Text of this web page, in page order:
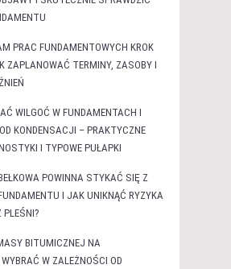
PRAC FUNDAMENTOWYCH KROK
ZAPLANOWAĆ TERMINY, ZASOBY I
WILGOĆ W FUNDAMENTACH I
KONDENSACJI – PRAKTYCZNE
I TYPOWE PUŁAPKI
POWINNA STYKAĆ SIĘ Z
I JAK UNIKNĄĆ RYZYKA
PLEŚNI?
BITUMICZNEJ NA
W ZALEŻNOŚCI OD